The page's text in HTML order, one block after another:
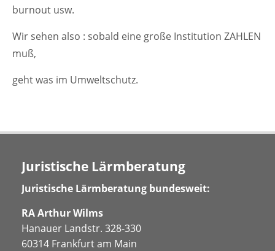
burnout usw.
Wir sehen also : sobald eine große Institution ZAHLEN
muß,
geht was im Umweltschutz.
Juristische Lärmberatung
Juristische Lärmberatung bundesweit:
RA Arthur Wilms
Hanauer Landstr. 328-330
60314 Frankfurt am Main